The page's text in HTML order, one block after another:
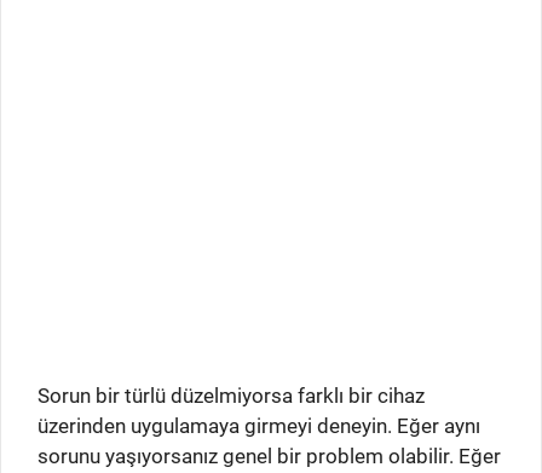
Sorun bir türlü düzelmiyorsa farklı bir cihaz
üzerinden uygulamaya girmeyi deneyin. Eğer aynı
sorunu yaşıyorsanız genel bir problem olabilir. Eğer